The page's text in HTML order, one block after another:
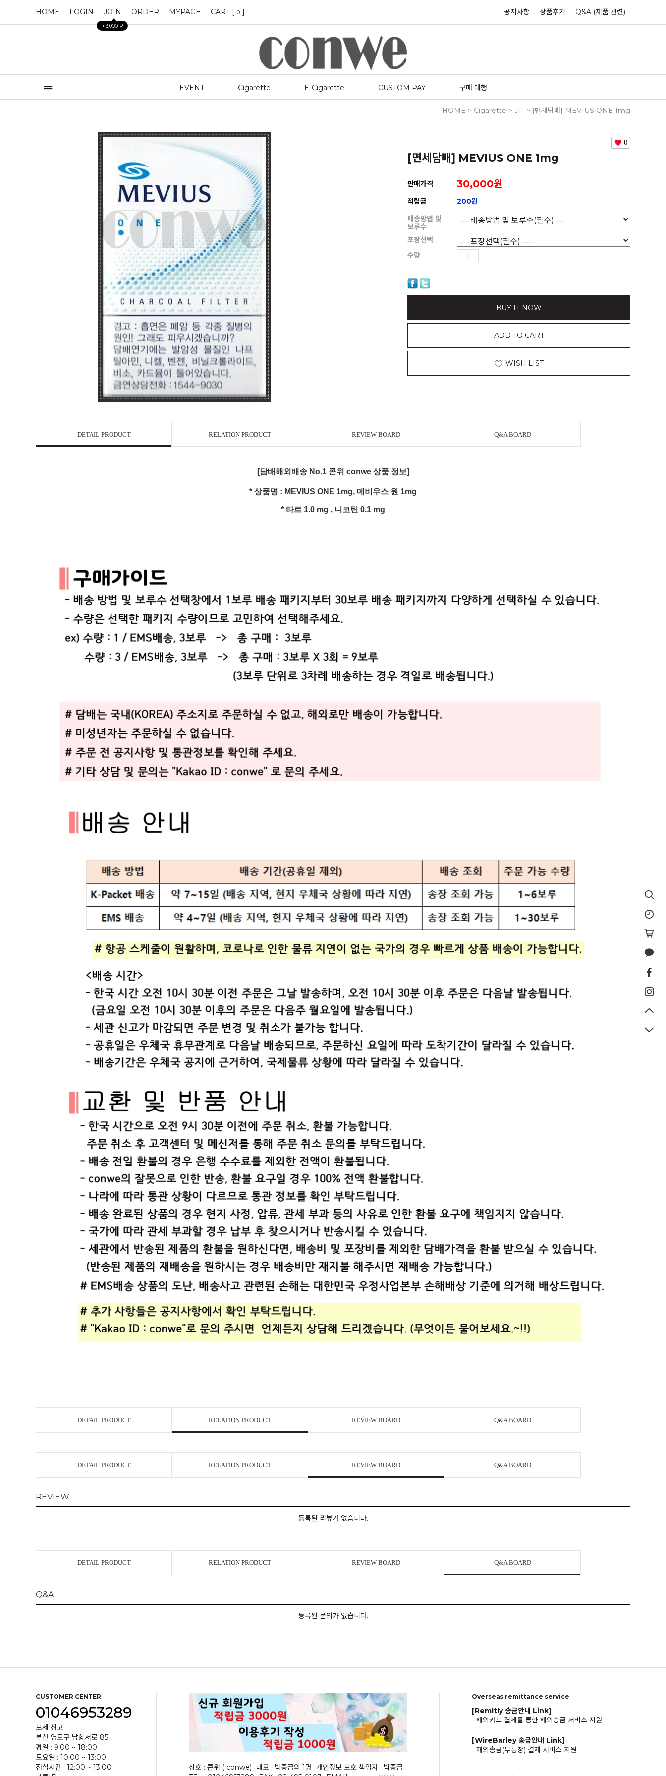
HOME LOGIN JOIN
+3,000 P
ORDER MYPAGE CART [ 0 ] 공지사항 상품후기 Q&A (제품 관련)
EVENT Cigarette E-Cigarette CUSTOM PAY 구매 대행
HOME > Cigarette > JTI > [면세담배] MEVIUS ONE 1mg
0
[면세담배] MEVIUS ONE 1mg
판매가격 30,000원
적립금
200원
배송방법 및
보루수
포장선택
수량
BUY IT NOW
ADD TO CART
WISH LIST
DETAIL PRODUCT RELATION PRODUCT REVIEW BOARD Q&A BOARD
[담배해외배송 No.1 콘위 conwe 상품 정보]
* 상품명 : MEVIUS ONE 1mg, 메비우스 원 1mg
* 타르 1.0 mg , 니코틴 0.1 mg
DETAIL PRODUCT RELATION PRODUCT REVIEW BOARD Q&A BOARD
DETAIL PRODUCT RELATION PRODUCT REVIEW BOARD Q&A BOARD
REVIEW
등록된 리뷰가 없습니다.
DETAIL PRODUCT RELATION PRODUCT REVIEW BOARD Q&A BOARD
Q&A
등록된 문의가 없습니다.
CUSTOMER CENTER
01046953289
보세 창고
부산 영도구 남항서로 85
평일 : 9:00 ~ 18:00
토요일 : 10:00 ~ 13:00
점심시간 : 12:00 ~ 13:00
상호 : 콘위 ( conwe) 대표 : 박종금외 1명
개인정보 보호 책임자 : 박종금
Overseas remittance service
[Remitly 송금안내 Link]
- 해외카드 결제를 통한 해외송금 서비스 지원
[WireBarley 송금안내 Link]
- 해외송금(무통장) 결제 서비스 지원